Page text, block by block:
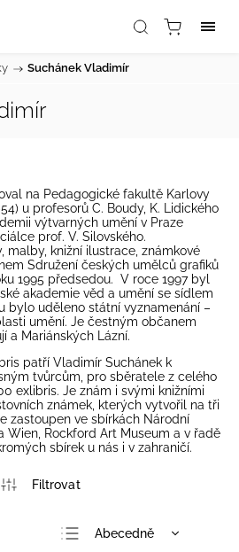
/ Suchánek Vladimír
na Pedagogické fakultě Karlovy
u profesorů C. Boudy, K. Lidického
výtvarných umění v Praze
prof. V. Silovského.
malby, knižní ilustrace, známkové
Sdružení českých umělců grafiků
1995 předsedou. V roce 1997 byl
akademie věd a umění se sídlem
bylo uděleno státní vyznamenání –
umění. Je čestným občanem
a Mariánských Lázní.
patří Vladimír Suchánek k
tvůrcům, pro sběratele z celého
exlibris. Je znám i svými knižními
známek, kterých vytvořil na tři
zastoupen ve sbírkách Národní
Wien, Rockford Art Museum a v řadě
sbírek u nás i v zahraničí.
Abecedně